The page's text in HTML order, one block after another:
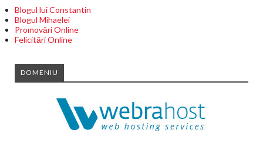
Blogul lui Constantin
Blogul Mihaelei
Promovări Online
Felicitări Online
DOMENIU